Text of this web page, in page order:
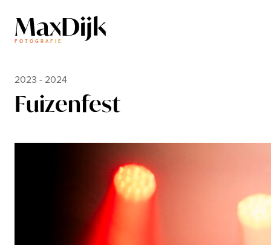
MaxDijk
FOTOGRAFIE
2023 - 2024
Fuizenfest